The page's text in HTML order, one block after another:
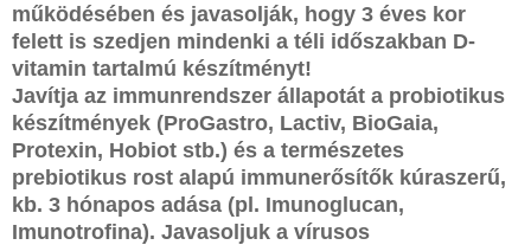
működésében és javasolják, hogy 3 éves kor
felett is szedjen mindenki a téli időszakban D-
vitamin tartalmú készítményt!
Javítja az immunrendszer állapotát a probiotikus
készítmények (ProGastro, Lactiv, BioGaia,
Protexin, Hobiot stb.) és a természetes
prebiotikus rost alapú immunerősítők kúraszerű,
kb. 3 hónapos adása (pl. Imunoglucan,
Imunotrofina). Javasoljuk a vírusos